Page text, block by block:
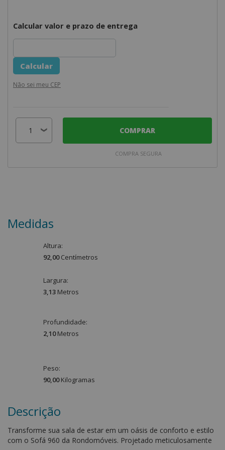
Calcular valor e prazo de entrega
Não sei meu CEP
COMPRAR
COMPRA SEGURA
Medidas
Altura:
92,00 Centímetros
Largura:
3,13 Metros
Profundidade:
2,10 Metros
Peso:
90,00 Kilogramas
Descrição
Transforme sua sala de estar em um oásis de conforto e estilo
com o Sofá 960 da Rondomóveis. Projetado meticulosamente